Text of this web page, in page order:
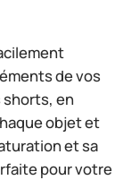
de vos
shorts, en
objet et
et sa
pour votre